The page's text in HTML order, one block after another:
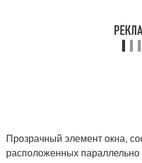
Прозрачный элемент окна,
расположенных параллельно